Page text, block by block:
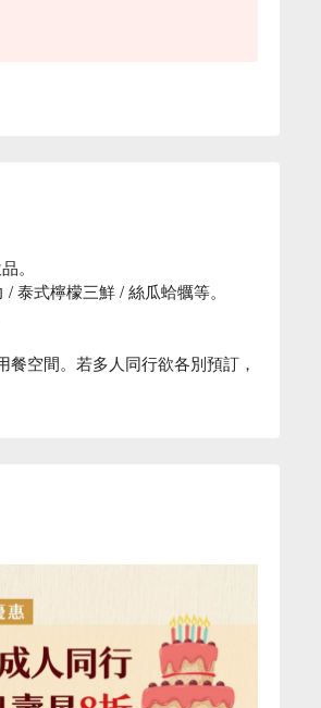
。
泰式檸檬三鮮 / 絲瓜蛤犡等。
空間。若多人同行欲各別預訂，